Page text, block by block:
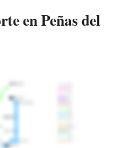
en Peñas del